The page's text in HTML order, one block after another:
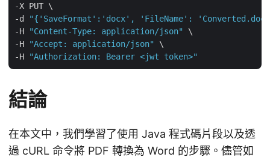
-X PUT \
-d
"{'SaveFormat':'docx', 'FileName':
-H
"Content-Type: application/json"
\
-H
"Accept: application/json"
\
-H
"Authorization: Bearer <jwt token>"
結論
在本文中，我們學習了使用 Java 程式碼片段以及透
過 cURL 命令將 PDF 轉換為 Word 的步驟。儘管如